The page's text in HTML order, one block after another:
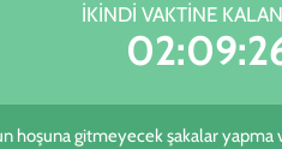
İKINDI VAKTINE
hoşuna gitmeyecek şakalar